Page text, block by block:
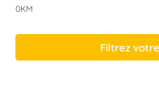
0KM
Filtrez